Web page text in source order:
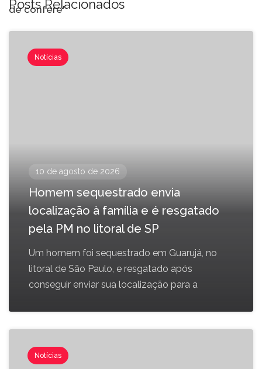
de confere'
Posts Relacionados
Notícias
10 de agosto de 2026
Homem sequestrado envia
localização à família e é resgatado
pela PM no litoral de SP
Um homem foi sequestrado em Guarujá, no
litoral de São Paulo, e resgatado após
conseguir enviar sua localização para a
Notícias